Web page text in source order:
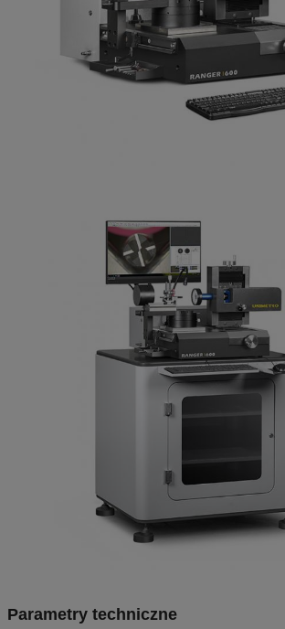
Parametry techniczne